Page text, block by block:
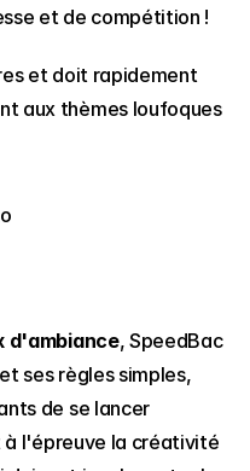
et de compétition !
et doit rapidement
aux thèmes loufoques
d'ambiance, SpeedBac
ses règles simples,
de se lancer
à l'épreuve la créativité